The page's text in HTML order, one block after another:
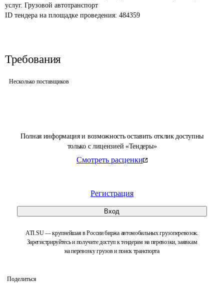
Полная информация и возможность оставить отклик доступны
только с лицензией «Тендеры»
Смотреть расценки
Регистрация
Вход
ATI.SU — крупнейшая в России биржа автомобильных грузоперевозок.
Зарегистрируйтесь и получите доступ к тендерам на перевозки, заявкам
на перевозку грузов и поиск транспорта
Поделиться
услуг. Грузовой автотранспорт
ID тендера на площадке проведения: 484359
Требования
Несколько поставщиков